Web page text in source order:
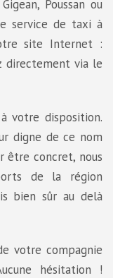
Poussan ou
service de taxi à
site Internet :
directement via le
votre disposition.
digne de ce nom
être concret, nous
de la région
bien sûr au delà
votre compagnie
hésitation !